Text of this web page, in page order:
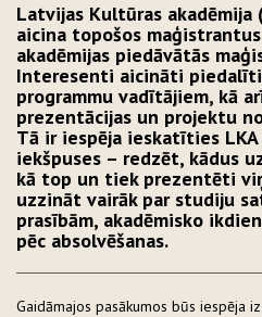
Latvijas Kultūras akadēmija
aicina topošos
akadēmijas piedāvātās
Interesenti aicināti
programmu vadītājiem, kā
prezentācijas un projektu
Tā ir iespēja ieskatīties
iekšpuses – redzēt, kādus
kā top un tiek prezentēti
uzzināt vairāk par studiju
prasībām, akadēmisko
pēc absolvēšanas.
Gaidāmajos pasākumos būs iespēja